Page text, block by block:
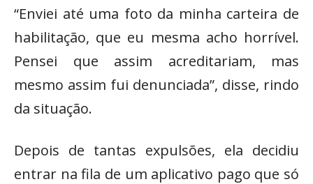
“Enviei até uma foto da minha carteira de
habilitação, que eu mesma acho horrível.
Pensei que assim acreditariam, mas
mesmo assim fui denunciada”, disse, rindo
da situação.
Depois de tantas expulsões, ela decidiu
entrar na fila de um aplicativo pago que só